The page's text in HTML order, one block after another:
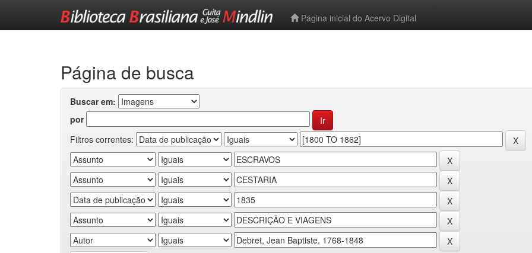
Página inicial do Acervo Digital
Página de busca
Buscar em:
por
Filtros correntes: